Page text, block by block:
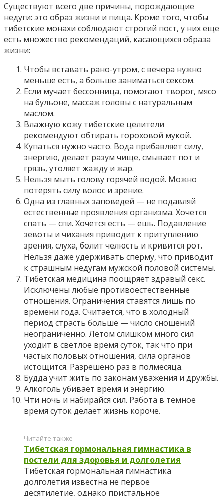
Существуют всего две причины, порождающие
недуги: это образ жизни и пища. Кроме того, чтобы
тибетские монахи соблюдают строгий пост, у них еще
есть множество рекомендаций, касающихся образа
жизни:
Чтобы вставать рано-утром, с вечера нужно
меньше есть, а больше заниматься сексом.
Если мучает бессонница, помогают творог, мясо
на бульоне, массаж головы с натуральным
маслом.
Влажную кожу тибетские целители
рекомендуют обтирать гороховой мукой.
Купаться нужно часто. Вода прибавляет силу,
энергию, делает разум чище, смывает пот и
грязь, утоляет жажду и жар.
Нельзя мыть голову горячей водой. Можно
потерять силу волос и зрение.
Одна из главных заповедей — не подавляй
естественные проявления организма. Хочется
спать — спи. Хочется есть — ешь. Подавление
зевоты и чихания приводит к притуплению
зрения, слуха, болит челюсть и кривится рот.
Нельзя даже удерживать сперму, что приводит
к страшным недугам мужской половой системы.
Тибетская медицина поощряет здравый секс.
Исключены любые противоестественные
отношения. Ограничения ставятся лишь по
времени года. Считается, что в холодный
период страсть больше — число сношений
неограниченно. Летом слишком много сил
уходит в светлое время суток, так что при
частых половых отношения, сила органов
истощится. Разрешено раз в полмесяца.
Будда учит жить по законам уважения и дружбы.
Алкоголь убивает время и энергию.
Чти ночь и набирайся сил. Работа в темное
время суток делает жизнь короче.
Читайте также
Тибетская гормональная гимнастика в
постели для здоровья и долголетия
Тибетская гормональная гимнастика
долголетия известна не первое
десятилетие, однако пристальное